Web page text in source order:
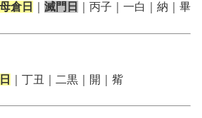
母倉日 滅門日 ｜丙子｜一白｜納｜畢
｜丁丑｜二黒｜開｜觜